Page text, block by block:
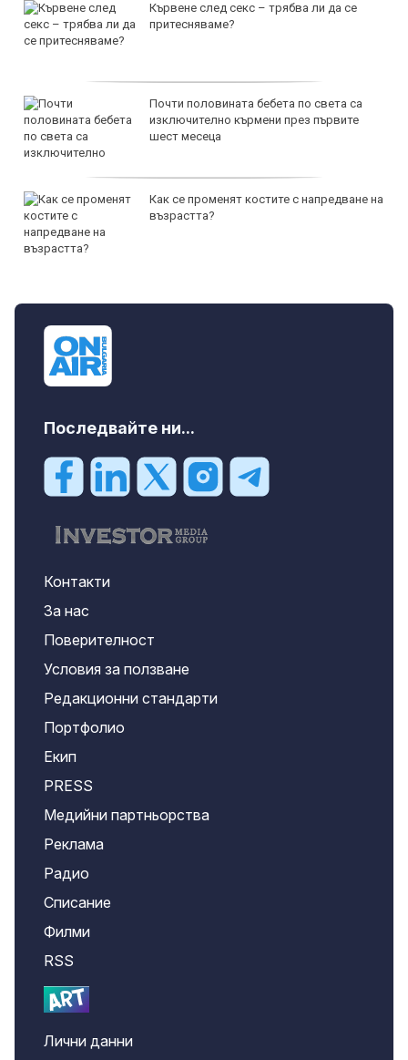
Кървене след секс – трябва ли да се
притесняваме?
Почти половината бебета по света са
изключително кърмени през първите
шест месеца
Как се променят костите с напредване на
възрастта?
Последвайте ни...
Контакти
За нас
Поверителност
Условия за ползване
Редакционни стандарти
Портфолио
Екип
PRESS
Медийни партньорства
Реклама
Радио
Списание
Филми
RSS
Лични данни